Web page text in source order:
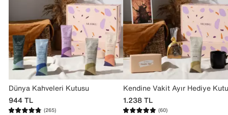
Dünya Kahveleri Kutusu
944TL
(265)
Kendine Vakit Ayır Hediye
1.238TL
(60)